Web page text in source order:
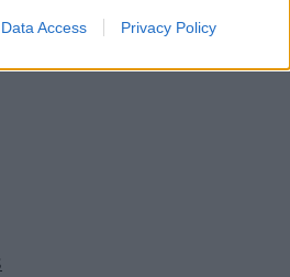
Data Access Privacy Policy